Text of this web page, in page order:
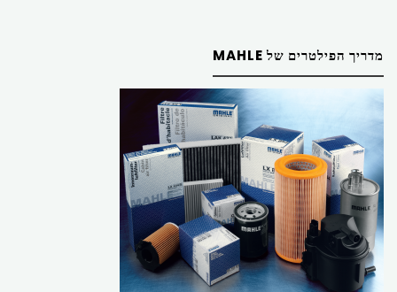
מדריך הפילטרים של MAHLE